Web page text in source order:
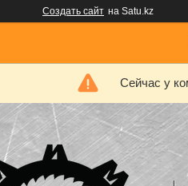
Создать сайт на Satu.kz
Сейчас у